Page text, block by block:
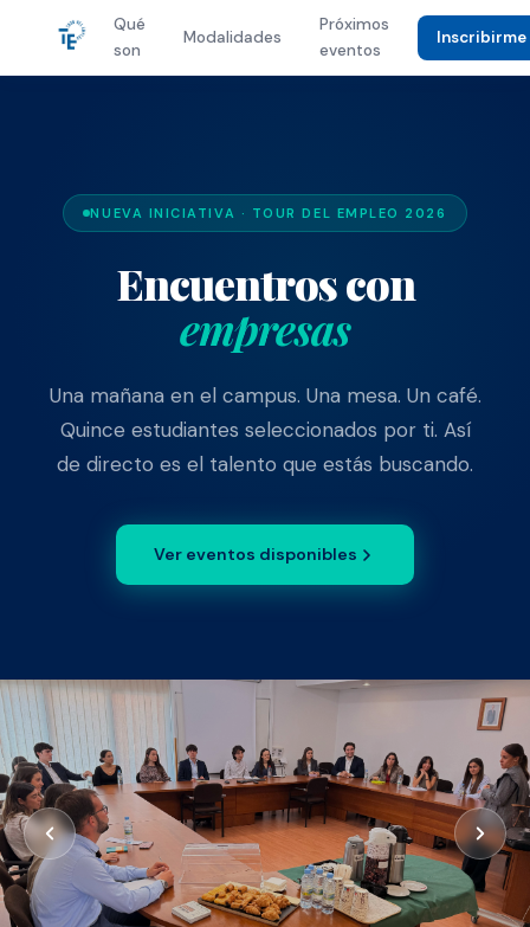
Qué
son
Modalidades
Próximos
eventos
Inscribirme
NUEVA INICIATIVA · TOUR DEL EMPLEO 2026
Encuentros con
empresas
Una mañana en el campus. Una mesa. Un café.
Quince estudiantes seleccionados por ti. Así
de directo es el talento que estás buscando.
Ver eventos disponibles